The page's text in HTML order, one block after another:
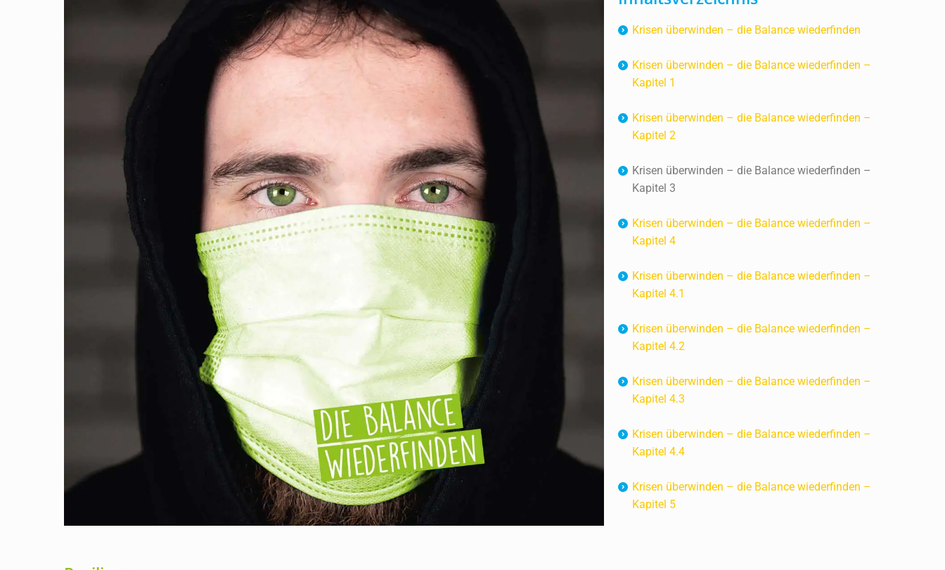
E
B
Krisen überwinden – die Balance wiederfinden
Krisen überwinden – die Balance wiederfinden –
Kapitel 1
Krisen überwinden – die Balance wiederfinden –
Kapitel 2
Krisen überwinden – die Balance wiederfinden –
Kapitel 3
Krisen überwinden – die Balance wiederfinden –
Kapitel 4
Krisen überwinden – die Balance wiederfinden –
Kapitel 4.1
Krisen überwinden – die Balance wiederfinden –
Kapitel 4.2
Krisen überwinden – die Balance wiederfinden –
Kapitel 4.3
Krisen überwinden – die Balance wiederfinden –
Kapitel 4.4
Krisen überwinden – die Balance wiederfinden –
Kapitel 5